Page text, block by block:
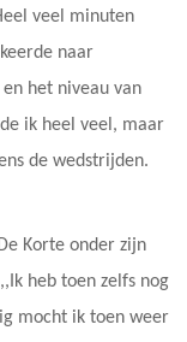
veel minuten
naar
het niveau van
ik heel veel, maar
de wedstrijden.
Korte onder zijn
heb toen zelfs nog
mocht ik toen weer